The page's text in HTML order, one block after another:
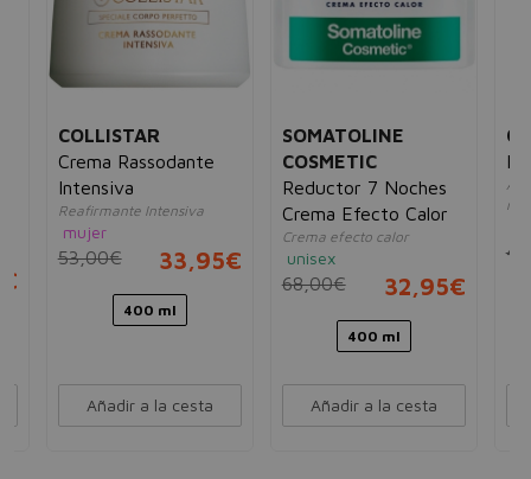
COLLISTAR
Crema Rassodante
Intensiva
Reafirmante Intensiva
mujer
53,00€ 33,95€
400 ml
Añadir a la cesta
SOMATOLINE
COSMETIC
Reductor 7 Noches
Crema Efecto Calor
Crema efecto calor
unisex
68,00€ 32,95€
400 ml
Añadir a la cesta